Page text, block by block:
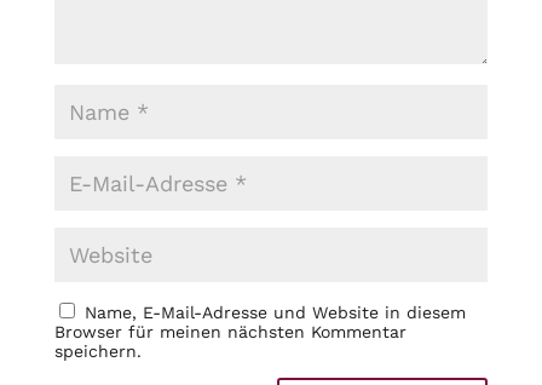
Name, E-Mail-Adresse und Website in diesem
Browser für meinen nächsten Kommentar
speichern.